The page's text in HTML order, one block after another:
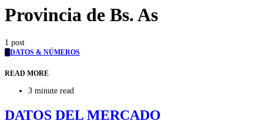
Provincia de Bs. As
1 post
DDATOS & NÚMEROS
READ MORE
3 minute read
DATOS DEL MERCADO